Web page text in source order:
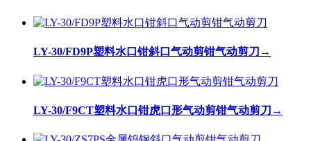
LY-30/FD9P塑料水口钳斜口气动剪钳气动剪刀 →
LY-30/F9CT塑料水口钳虎口形气动剪钳气动剪刀 →